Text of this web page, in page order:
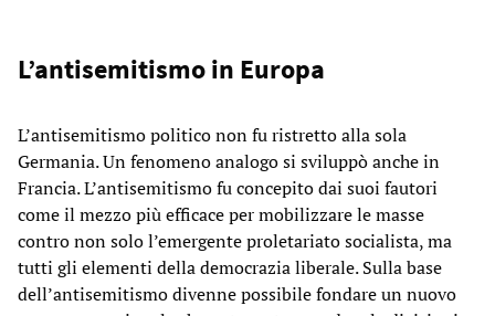
L’antisemitismo in Europa
L’antisemitismo politico non fu ristretto alla sola
Germania. Un fenomeno analogo si sviluppò anche in
Francia. L’antisemitismo fu concepito dai suoi fautori
come il mezzo più efficace per mobilizzare le masse
contro non solo l’emergente proletariato socialista, ma
tutti gli elementi della democrazia liberale. Sulla base
dell’antisemitismo divenne possibile fondare un nuovo